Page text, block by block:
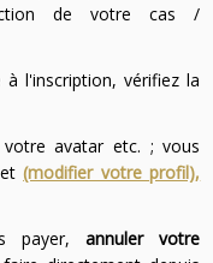
de votre cas /
l'inscription, vérifiez la
avatar etc. ; vous
(modifier votre profil),
payer,annuler votre